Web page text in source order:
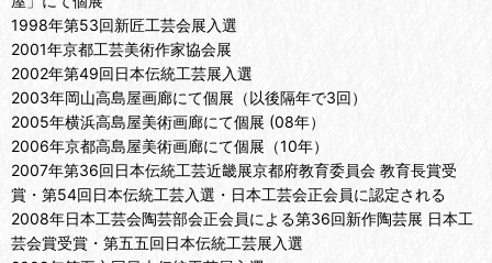
1998年第53回新匠工芸会展入選
2001年京都工芸美術作家協会展
2002年第49回日本伝統工芸展入選
2003年岡山高島屋画廊にて個展（以後隔年で3回）
2005年横浜高島屋美術画廊にて個展 (08年）
2006年京都高島屋美術画廊にて個展（10年）
2007年第36回日本伝統工芸近畿展京都府教育委員会 教育長賞受
賞・第54回日本伝統工芸入選・日本工芸会正会員に認定される
2008年日本工芸会陶芸部会正会員による第36回新作陶芸展 日本工
芸会賞受賞・第五五回日本伝統工芸展入選